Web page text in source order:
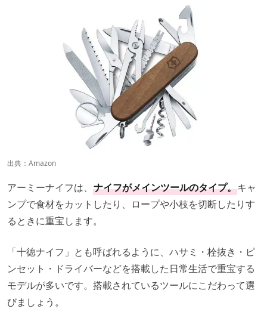
出典： Amazon
アーミーナイフは、 ナイフがメインツールのタイプ。キャ
ンプで食材をカットしたり、ロープや小枝を切断したりす
るときに重宝します。
「十徳ナイフ」とも呼ばれるように、ハサミ・栓抜き・ピ
ンセット・ドライバーなどを搭載した日常生活で重宝する
モデルが多いです。搭載されているツールにこだわって選
びましょう。